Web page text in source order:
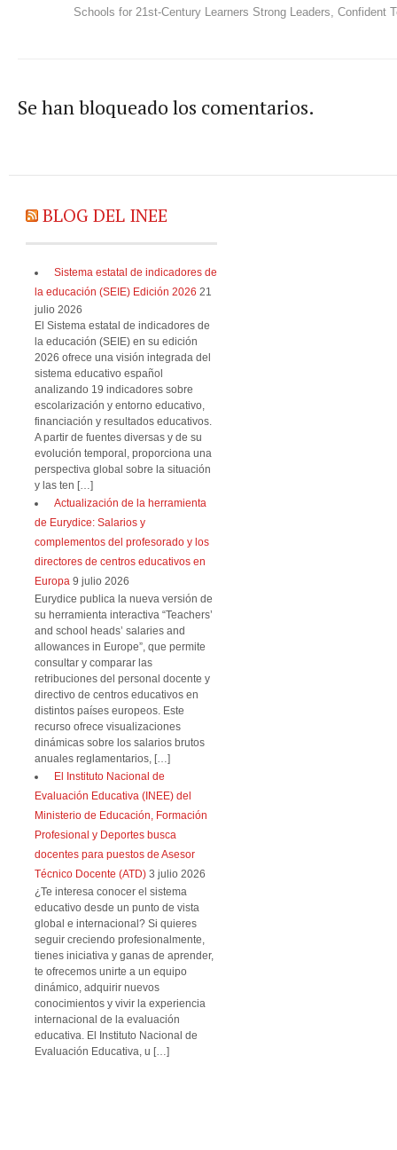
Schools for 21st-Century Learners Strong Leaders, Confident
Se han bloqueado los comentarios.
BLOG DEL INEE
Sistema estatal de indicadores de
la educación (SEIE) Edición 2026 21
julio 2026
El Sistema estatal de indicadores de
la educación (SEIE) en su edición
2026 ofrece una visión integrada del
sistema educativo español
analizando 19 indicadores sobre
escolarización y entorno educativo,
financiación y resultados educativos.
A partir de fuentes diversas y de su
evolución temporal, proporciona una
perspectiva global sobre la situación
y las ten […]
Actualización de la herramienta
de Eurydice: Salarios y
complementos del profesorado y los
directores de centros educativos en
Europa 9 julio 2026
Eurydice publica la nueva versión de
su herramienta interactiva “Teachers’
and school heads’ salaries and
allowances in Europe”, que permite
consultar y comparar las
retribuciones del personal docente y
directivo de centros educativos en
distintos países europeos. Este
recurso ofrece visualizaciones
dinámicas sobre los salarios brutos
anuales reglamentarios, […]
El Instituto Nacional de
Evaluación Educativa (INEE) del
Ministerio de Educación, Formación
Profesional y Deportes busca
docentes para puestos de Asesor
Técnico Docente (ATD) 3 julio 2026
¿Te interesa conocer el sistema
educativo desde un punto de vista
global e internacional? Si quieres
seguir creciendo profesionalmente,
tienes iniciativa y ganas de aprender,
te ofrecemos unirte a un equipo
dinámico, adquirir nuevos
conocimientos y vivir la experiencia
internacional de la evaluación
educativa. El Instituto Nacional de
Evaluación Educativa, u […]